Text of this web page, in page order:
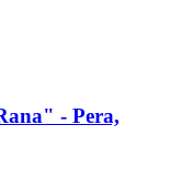
-​ Pera,